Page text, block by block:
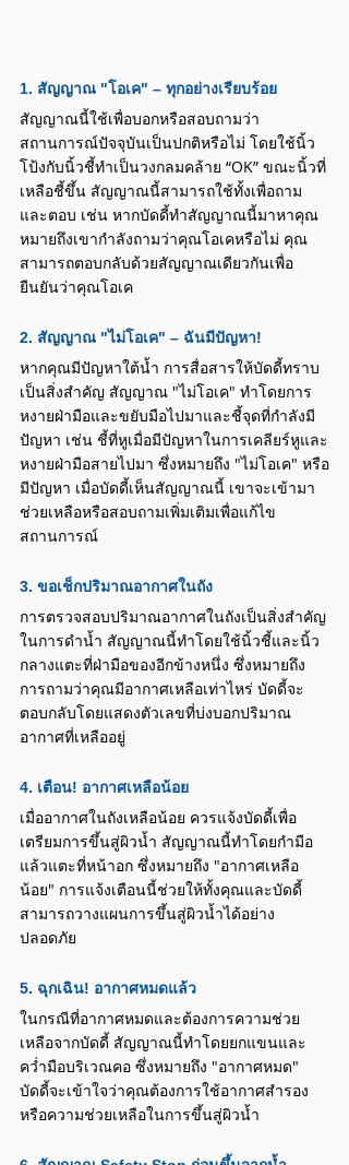
1. สัญญาณ "โอเค" – ทุกอย่างเรียบร้อย
สัญญาณนี้ใช้เพื่อบอกหรือสอบถามว่า
สถานการณ์ปัจจุบันเป็นปกติหรือไม่ โดยใช้นิ้ว
โป้งกับนิ้วชี้ทำเป็นวงกลมคล้าย “OK” ขณะนิ้วที่
เหลือชี้ขึ้น สัญญาณนี้สามารถใช้ทั้งเพื่อถาม
และตอบ เช่น หากบัดดี้ทำสัญญาณนี้มาหาคุณ
หมายถึงเขากำลังถามว่าคุณโอเคหรือไม่ คุณ
สามารถตอบกลับด้วยสัญญาณเดียวกันเพื่อ
ยืนยันว่าคุณโอเค
2. สัญญาณ "ไม่โอเค" – ฉันมีปัญหา!
หากคุณมีปัญหาใต้น้ำ การสื่อสารให้บัดดี้ทราบ
เป็นสิ่งสำคัญ สัญญาณ "ไม่โอเค" ทำโดยการ
หงายฝ่ามือและขยับมือไปมาและชี้จุดที่กำลังมี
ปัญหา เช่น ชี้ที่หูเมื่อมีปัญหาในการเคลียร์หูและ
หงายฝ่ามือสายไปมา ซึ่งหมายถึง "ไม่โอเค" หรือ
มีปัญหา เมื่อบัดดี้เห็นสัญญาณนี้ เขาจะเข้ามา
ช่วยเหลือหรือสอบถามเพิ่มเติมเพื่อแก้ไข
สถานการณ์
3. ขอเช็กปริมาณอากาศในถัง
การตรวจสอบปริมาณอากาศในถังเป็นสิ่งสำคัญ
ในการดำน้ำ สัญญาณนี้ทำโดยใช้นิ้วชี้และนิ้ว
กลางแตะที่ฝ่ามือของอีกข้างหนึ่ง ซึ่งหมายถึง
การถามว่าคุณมีอากาศเหลือเท่าไหร่ บัดดี้จะ
ตอบกลับโดยแสดงตัวเลขที่บ่งบอกปริมาณ
อากาศที่เหลืออยู่
4. เตือน! อากาศเหลือน้อย
เมื่ออากาศในถังเหลือน้อย ควรแจ้งบัดดี้เพื่อ
เตรียมการขึ้นสู่ผิวน้ำ สัญญาณนี้ทำโดยกำมือ
แล้วแตะที่หน้าอก ซึ่งหมายถึง "อากาศเหลือ
น้อย" การแจ้งเตือนนี้ช่วยให้ทั้งคุณและบัดดี้
สามารถวางแผนการขึ้นสู่ผิวน้ำได้อย่าง
ปลอดภัย
5. ฉุกเฉิน! อากาศหมดแล้ว
ในกรณีที่อากาศหมดและต้องการความช่วย
เหลือจากบัดดี้ สัญญาณนี้ทำโดยยกแขนและ
คว่ำมือบริเวณคอ ซึ่งหมายถึง "อากาศหมด"
บัดดี้จะเข้าใจว่าคุณต้องการใช้อากาศสำรอง
หรือความช่วยเหลือในการขึ้นสู่ผิวน้ำ